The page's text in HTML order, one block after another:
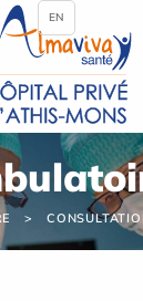
EN
cookies